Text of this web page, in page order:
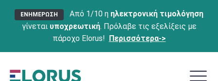
ΕΝΗΜΕΡΩΣΗ Από 1/10 η ηλεκτρονική τιμολόγηση
γίνεται υποχρεωτική. Πρόλαβε τις εξελίξεις με
πάροχο Elorus! Περισσότερα->